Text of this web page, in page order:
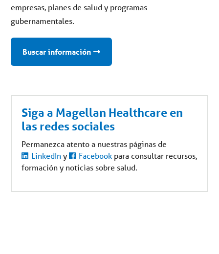
empresas, planes de salud y programas
gubernamentales.
Buscar información
Siga a Magellan Healthcare en
las redes sociales
Permanezca atento a nuestras páginas de
LinkedIny Facebook para consultar recursos,
formación y noticias sobre salud.